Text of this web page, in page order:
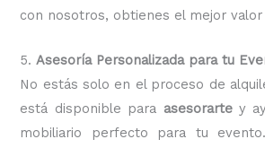
con nosotros, obtienes el mejor
5.Asesoría Personalizada para tu
No estás solo en el proceso de
está disponible para asesorartey
mobiliario perfecto para tu